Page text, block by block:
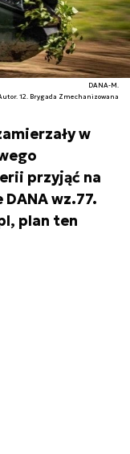
DANA-M.
12. Brygada Zmechanizowana
w
przyjąć na
wz.77.
plan ten